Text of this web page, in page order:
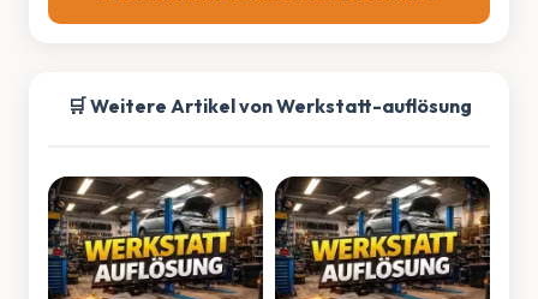
🛒 Weitere Artikel von Werkstatt-auflösung